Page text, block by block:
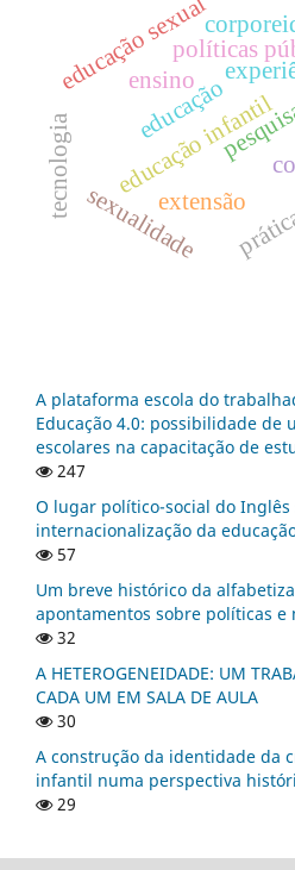
educação
ensino
extensão
educação infantil
políticas
educação sexual
sexualidade
tecnologia
A plataforma escola do
Educação 4.0: possibilidade de
escolares na capacitação de
247
O lugar político-social do
internacionalização da
57
Um breve histórico da
apontamentos sobre políticas e
32
A HETEROGENEIDADE: UM
CADA UM EM SALA DE AULA
30
A construção da identidade da
infantil numa perspectiva
29